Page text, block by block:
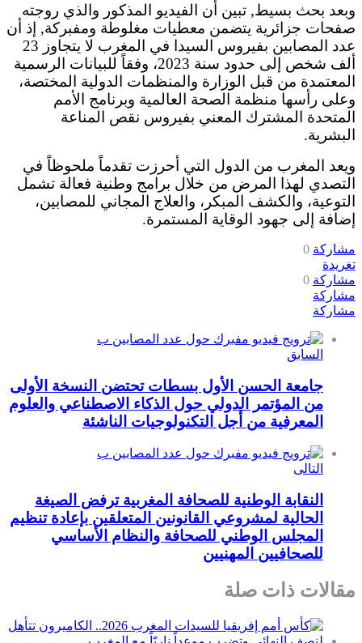
وبعد بحث بسيط, تبين أن الفيديو المذكور والذي روجته
صفحات جزائرية يتضمن معطيات مغلوطة ومفبركة, إذ أن
عدد المصابين بفيروس السيدا في المغرب لا يتجاوز 23
ألف شخص إلى حدود سنة 2023، وفقاً للبيانات الرسمية
المعتمدة من قبل الوزارة والمنظمات الدولية المختصة،
وعلى رأسها منظمة الصحة العالمية وبرنامج الأمم
المتحدة المشترك المعني بفيروس نقص المناعة
البشرية.
ويعد المغرب من الدول التي أحرزت تقدماً ملحوظاً في
التصدي لهذا المرض من خلال برامج وطنية فعالة تشمل
التوعية، والكشف المبكر، والعلاج المجاني للمصابين،
إضافة إلى جهود الوقاية المستمرة.
مشاركة 0
تغريدة
مشاركة 0
مشاركة
مشاركة
السابق
جامعة الحسن الأول بسطات تحتضن النسخة الأولى
من المؤتمر الدولي حول الذكاء الاصطناعي والعلوم
المعرفية من أجل التكنولوجيات الناشئة
التالى
النقابة الوطنية للصحافة المغربية ترفض الصيغة
الحالية لمشروعي القانونين المتعلقين بإعادة تنظيم
المجلس الوطني للصحافة والنظام الأساسي
للصحافيين المهنيين
مقالات ذات صلة